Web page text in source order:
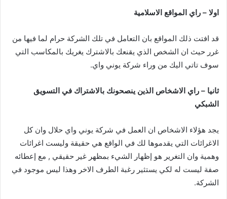
اولا – راي المواقع الاسلامية
قد افتت ذلك المواقع بان التعامل في تلك الشركة حرام لما فيها من
غرر حيث ان الشخص الذي يقنعك بالاشترك يغريك بالمكاسب التي
سوف تاتي اليك من وراء شركة يوني واي.
ثانيا – راي الاشخاص الذين ينصحونك بالاشتراك في التسويق
الشبكي
يجد هؤلاء الاشخاص ان العمل في شركة يوني واي حلال وان كل
الاغرائات التي يقدموها لك في الواقع هي حقيقة وليست اغرائات
وهمية وان التغرير هو إظهار الشيء بمظهر غير حقيقي , مع إعطائه
صفة ليست له لكي يستثير رغبة الطرف الاخر وهذا ليس موجود في
الشركة.